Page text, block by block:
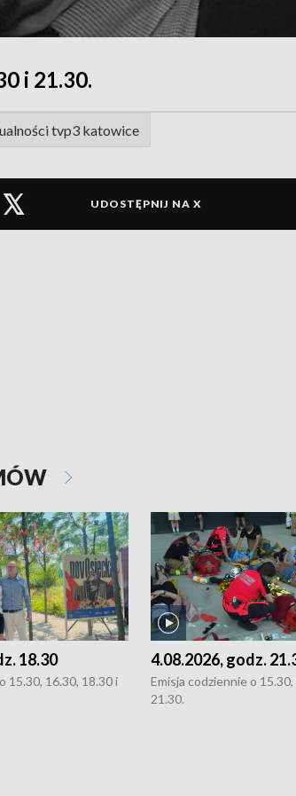
i 21.30.
tvp3 katowice
UDOSTĘPNIJ NA X
18.30
15.30, 16.30, 18.30 i
4.08.2026, godz.
Emisja codziennie o
21.30.